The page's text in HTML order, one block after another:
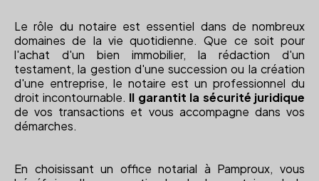
Le rôle du notaire est essentiel dans de nombreux
domaines de la vie quotidienne. Que ce soit pour
l'achat d'un bien immobilier, la rédaction d'un
testament, la gestion d'une succession ou la création
d'une entreprise, le notaire est un professionnel du
droit incontournable. Il garantit la sécurité juridique
de vos transactions et vous accompagne dans vos
démarches.
En choisissant un office notarial à Pamproux, vous